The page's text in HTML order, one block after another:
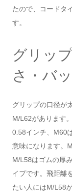
たので、コードタ
す。
グリッ
さ・バ
グリップの口径が
M/L62があります
0.58インチ、M60
意味になります。
M/L58はゴムの厚
イプです。飛距離
たい人にはM/L58